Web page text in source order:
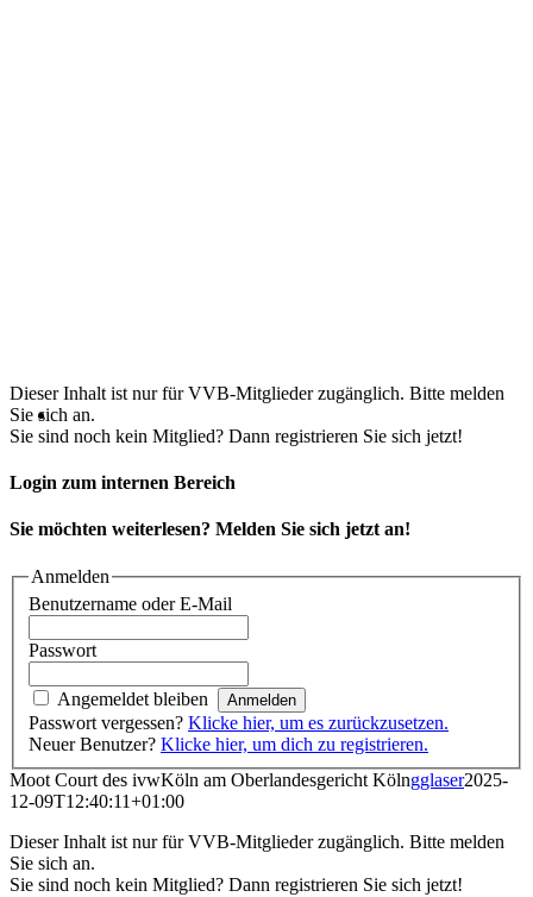
Dieser Inhalt ist nur für VVB-Mitglieder zugänglich. Bitte melden
Sie sich an.
Sie sind noch kein Mitglied? Dann registrieren Sie sich jetzt!
Login zum internen Bereich
Sie möchten weiterlesen? Melden Sie sich jetzt an!
Anmelden
Benutzername oder E-Mail
Passwort
Angemeldet bleiben
Passwort vergessen? Klicke hier, um es zurückzusetzen.
Neuer Benutzer? Klicke hier, um dich zu registrieren.
Moot Court des ivwKöln am Oberlandesgericht Kölngglaser2025-
12-09T12:40:11+01:00
Dieser Inhalt ist nur für VVB-Mitglieder zugänglich. Bitte melden
Sie sich an.
Sie sind noch kein Mitglied? Dann registrieren Sie sich jetzt!